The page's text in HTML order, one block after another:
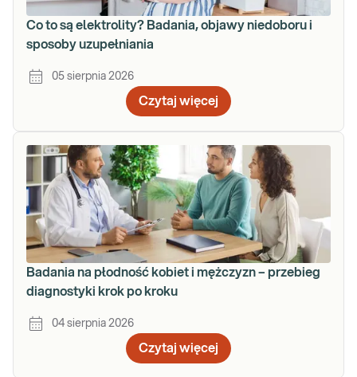
Co to są elektrolity? Badania, objawy niedoboru i
sposoby uzupełniania
05 sierpnia 2026
Czytaj więcej
Badania na płodność kobiet i mężczyzn – przebieg
diagnostyki krok po kroku
04 sierpnia 2026
Czytaj więcej